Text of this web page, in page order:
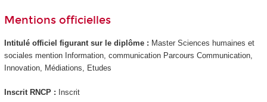
Mentions officielles
Intitulé officiel figurant sur le diplôme : Master Sciences humaines et
sociales mention Information, communication Parcours Communication,
Innovation, Médiations, Etudes
Inscrit RNCP: Inscrit